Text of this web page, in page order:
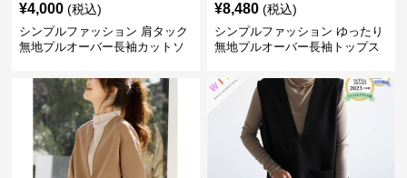
¥4,000 (税込)
シンプルファッション 肩タック
無地プルオーバー長袖カットソ
¥8,480 (税込)
シンプルファッション ゆったり
無地プルオーバー長袖トップス